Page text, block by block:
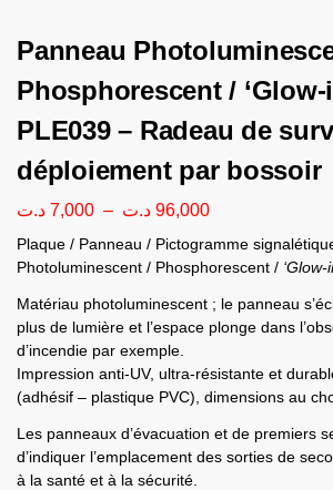
Panneau
Phosphorescent / ‘Glow-
PLE039 – Radeau de
déploiement par bossoir
7,000 د.ت – 96,000 د.ت
Plaque / Panneau / Pictogramme
Photoluminescent / Phosphorescent /
Matériau photoluminescent ; le panneau
plus de lumière et l’espace plonge dans
d’incendie par exemple.
Impression anti-UV, ultra-résistante et
(adhésif – plastique PVC), dimensions au
Les panneaux d’évacuation et de premiers
d’indiquer l’emplacement des sorties de
à la santé et à la sécurité.